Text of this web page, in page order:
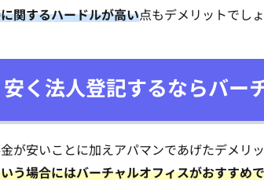
関するハードルが高い点もデメリットでしょ
安く法人登記するならバー
が安いことに加えアパマンであげたデメリ
う場合にはバーチャルオフィスがおすすめ